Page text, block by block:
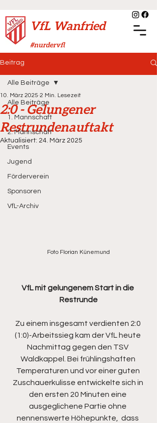
VfL Wanfried
#nurdervfl
Beitrag
Alle Beiträge
1. Mannschaft
2. Mannschaft
Events
Jugend
Förderverein
Sponsoren
VfL-Archiv
Alle Beiträge
2:0 - Gelungener
Restrundenauftakt
10. März 2025 2 Min. Lesezeit
Aktualisiert: 24. März 2025
Foto Florian Künemund
VfL mit gelungenem Start in die
Restrunde
Zu einem insgesamt verdienten 2:0
(1:0)-Arbeitssieg kam der VfL heute
Nachmittag gegen den TSV
Waldkappel. Bei frühlingshaften
Temperaturen und vor einer guten
Zuschauerkulisse entwickelte sich in
den ersten 20 Minuten eine
ausgeglichene Partie ohne
nennenswerte Höhepunkte,  dass